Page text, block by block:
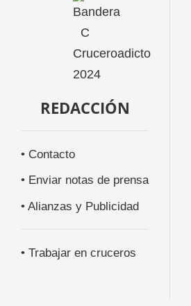
REDACCIÓN
• Contacto
• Enviar notas de prensa
• Alianzas y Publicidad
• Trabajar en cruceros